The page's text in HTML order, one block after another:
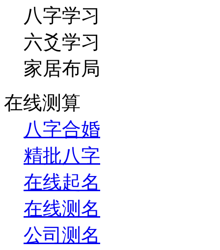
八字学习
六爻学习
家居布局
在线测算
八字合婚
精批八字
在线起名
在线测名
公司测名